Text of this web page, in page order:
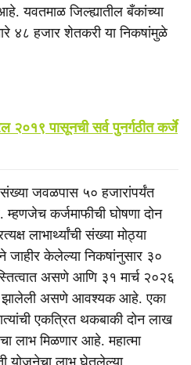
यवतमाळ जिल्ह्यातील बँकांच्या
४८ हजार शेतकरी या निकषांमुळे
पासूनची सर्व पुनर्गठीत कर्जे
जवळपास ५० हजारांपर्यंत
म्हणजेच कर्जमाफीची घोषणा दोन
लाभार्थ्यांची संख्या मोठ्या
जाहीर केलेल्या निकषांनुसार ३०
असणे आणि ३१ मार्च २०२६
झालेली असणे आवश्यक आहे. एका
एकत्रित थकबाकी दोन लाख
लाभ मिळणार आहे. महात्मा
योजनेचा लाभ घेतलेल्या